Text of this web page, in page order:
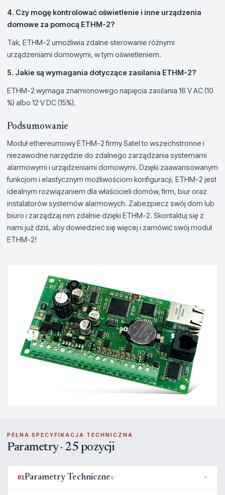
4. Czy mogę kontrolować oświetlenie i inne urządzenia
domowe za pomocą ETHM-2?
Tak, ETHM-2 umożliwia zdalne sterowanie różnymi
urządzeniami domowymi, w tym oświetleniem.
5. Jakie są wymagania dotyczące zasilania ETHM-2?
ETHM-2 wymaga znamionowego napięcia zasilania 16 V AC (10
%) albo 12 V DC (15%).
Podsumowanie
Moduł ethereumowy ETHM-2 firmy Satel to wszechstronne i
niezawodne narzędzie do zdalnego zarządzania systemami
alarmowymi i urządzeniami domowymi. Dzięki zaawansowanym
funkcjom i elastycznym możliwościom konfiguracji, ETHM-2 jest
idealnym rozwiązaniem dla właścicieli domów, firm, biur oraz
instalatorów systemów alarmowych. Zabezpiecz swój dom lub
biuro i zarządzaj nim zdalnie dzięki ETHM-2. Skontaktuj się z
nami już dziś, aby dowiedzieć się więcej i zamówić swój moduł
ETHM-2!
PEŁNA SPECYFIKACJA TECHNICZNA
Parametry · 25 pozycji
01Parametry Techniczne6